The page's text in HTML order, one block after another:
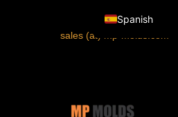
sales (at) mp-molds.com
Spanish